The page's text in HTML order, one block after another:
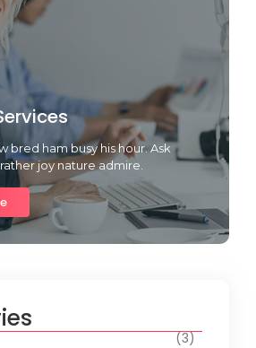
bred ham busy his hour. Ask
joy nature admire.
(3)